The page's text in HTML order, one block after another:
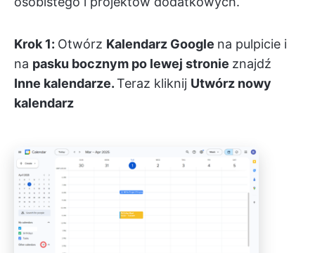
Krok 1: Otwórz Kalendarz Google na pulpicie i
na pasku bocznym po lewej stronie znajdź
Inne kalendarze.Teraz kliknij Utwórz nowy
kalendarz